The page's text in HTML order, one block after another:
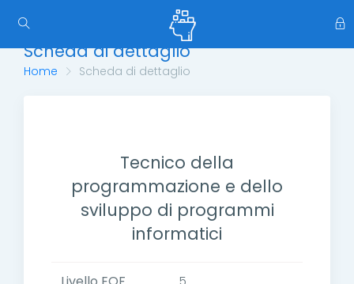
Scheda di dettaglio
Home Scheda di dettaglio
Tecnico della
programmazione e dello
sviluppo di programmi
informatici